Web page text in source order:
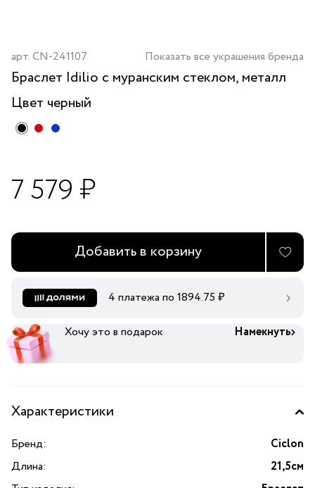
арт.CN-241107 Показать все украшения бренда
Браслет Idilio с муранским стеклом, металл
Цвет черный
7 579 ₽
Добавить в корзину
4 платежа по 1894.75 ₽
Хочу это в подарок Намекнуть
Характеристики
Бренд:
Ciclon
Длина:
21,5см